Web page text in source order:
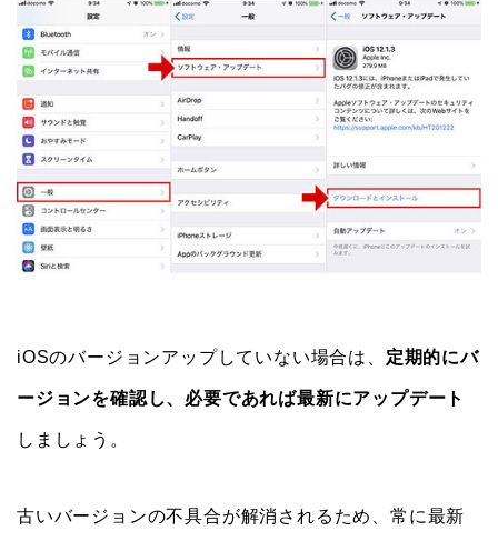
iOSのバージョンアップしていない場合は、 定期的にバ
ージョンを確認し、必要であれば最新にアップデート
しましょう。
古いバージョンの不具合が解消されるため、常に最新